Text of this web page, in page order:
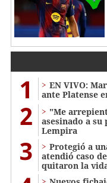
1
EN VIVO:
ante Platense
2
"Me
asesinado a
Lempira
3
Protegió a
atendió caso
quitaron la